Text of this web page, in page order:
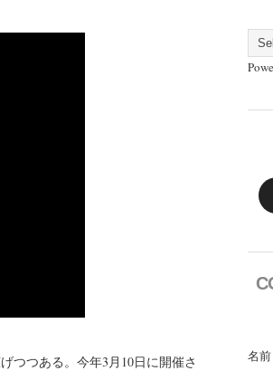
つつある。今年3月10日に開催さ
名前